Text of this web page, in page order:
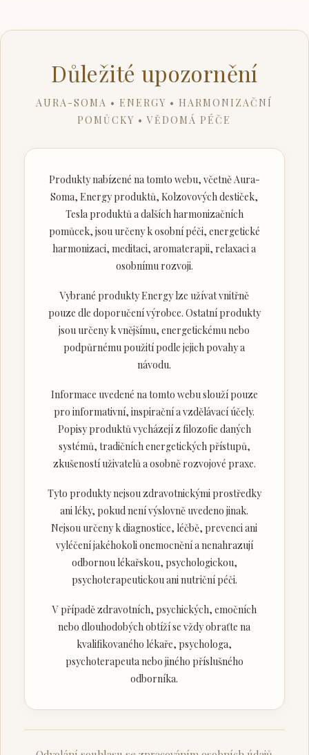
Důležité upozornění
AURA-SOMA • ENERGY • HARMONIZAČNÍ
POMŮCKY • VĚDOMÁ PÉČE
Produkty nabízené na tomto webu, včetně Aura-
Soma, Energy produktů, Kolzovových destiček,
Tesla produktů a dalších harmonizačních
pomůcek, jsou určeny k osobní péči, energetické
harmonizaci, meditaci, aromaterapii, relaxaci a
osobnímu rozvoji.
Vybrané produkty Energy lze užívat vnitřně
pouze dle doporučení výrobce. Ostatní produkty
jsou určeny k vnějšímu, energetickému nebo
podpůrnému použití podle jejich povahy a
návodu.
Informace uvedené na tomto webu slouží pouze
pro informativní, inspirační a vzdělávací účely.
Popisy produktů vycházejí z filozofie daných
systémů, tradičních energetických přístupů,
zkušeností uživatelů a osobně rozvojové praxe.
Tyto produkty nejsou zdravotnickými prostředky
ani léky, pokud není výslovně uvedeno jinak.
Nejsou určeny k diagnostice, léčbě, prevenci ani
vyléčení jakéhokoli onemocnění a nenahrazují
odbornou lékařskou, psychologickou,
psychoterapeutickou ani nutriční péči.
V případě zdravotních, psychických, emočních
nebo dlouhodobých obtíží se vždy obraťte na
kvalifikovaného lékaře, psychologa,
psychoterapeuta nebo jiného příslušného
odborníka.